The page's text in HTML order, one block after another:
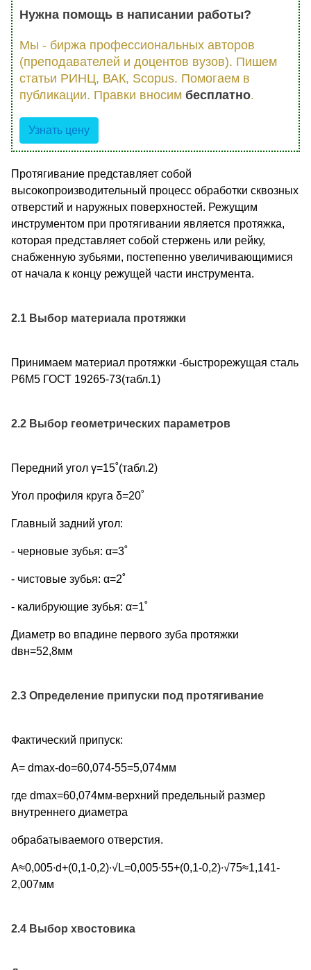
Нужна помощь в написании работы?
Мы - биржа профессиональных авторов
(преподавателей и доцентов вузов). Пишем
статьи РИНЦ, ВАК, Scopus. Помогаем в
публикации. Правки вносим бесплатно.
Узнать цену
Протягивание представляет собой
высокопроизводительный процесс обработки сквозных
отверстий и наружных поверхностей. Режущим
инструментом при протягивании является протяжка,
которая представляет собой стержень или рейку,
снабженную зубьями, постепенно увеличивающимися
от начала к концу режущей части инструмента.
2.1 Выбор материала протяжки
Принимаем материал протяжки -быстрорежущая сталь
Р6М5 ГОСТ 19265-73(табл.1)
2.2 Выбор геометрических параметров
Передний угол γ=15˚(табл.2)
Угол профиля круга δ=20˚
Главный задний угол:
- черновые зубья: α=3˚
- чистовые зубья: α=2˚
- калибрующие зубья: α=1˚
Диаметр во впадине первого зуба протяжки
dвн=52,8мм
2.3 Определение припуски под протягивание
Фактический припуск:
А= dmax-do=60,074-55=5,074мм
где dmax=60,074мм-верхний предельный размер
внутреннего диаметра
обрабатываемого отверстия.
А≈0,005∙d+(0,1-0,2)∙√L=0,005∙55+(0,1-0,2)∙√75≈1,141-
2,007мм
2.4 Выбор хвостовика